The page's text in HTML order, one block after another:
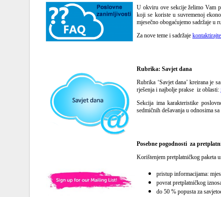
U okviru ove sekcije želimo Vam
koji se koriste u suvremenoj
mjesečno obogaćujemo sadržaje
Za nove teme i sadržaje kontaktirajte
Rubrika: Savjet dana
Rubrika ‘Savjet dana’ kreirana je
rješenja i najbolje prakse iz oblasti:
Sekcija ima karakteristike
sedmičnih dešavanja u odnosima
Posebne pogodnosti za
Korištenjem pretplatničkog paketa
pristup informacijama:
povrat pretplatničkog
do 50 % popusta za